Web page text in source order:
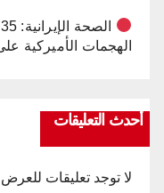
الهجمات الأميركية
أحدث التعليقات
لا توجد تعليقات